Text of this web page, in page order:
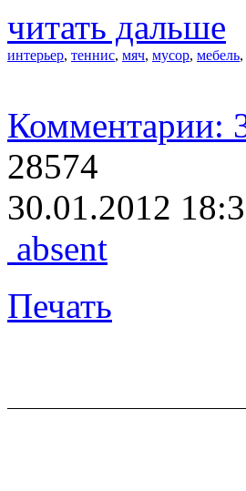
читать дальше
интерьер, теннис, мяч, мусор, мебель,
Комментарии:
28574
30.01.2012
absent
Печать